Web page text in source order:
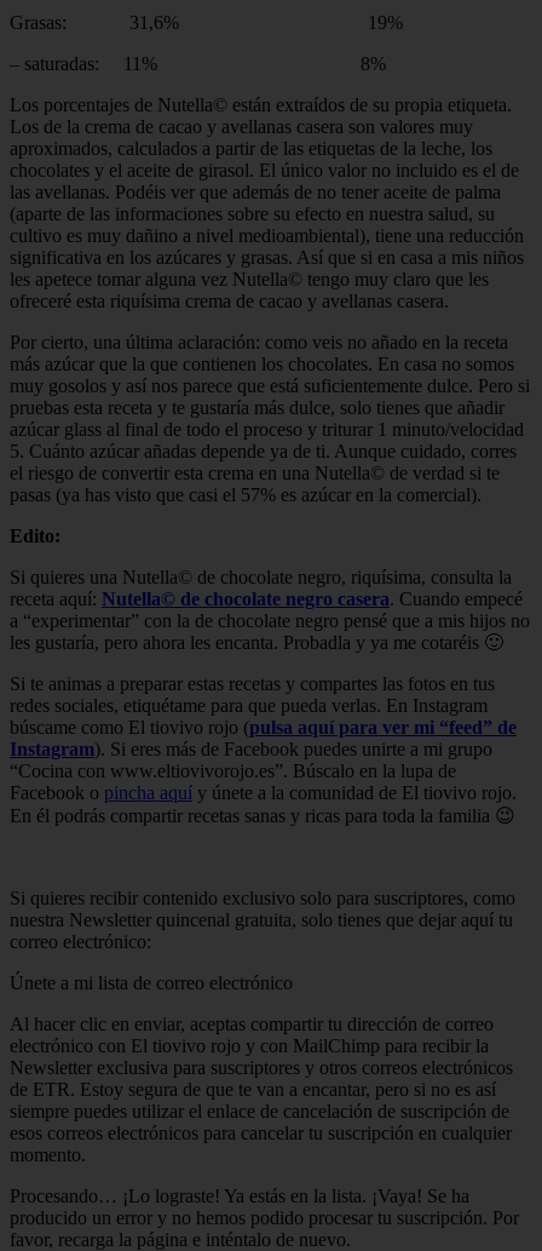
Grasas: 31,6% 19%
– saturadas: 11% 8%
Los porcentajes de Nutella© están extraídos de su propia etiqueta.
Los de la crema de cacao y avellanas casera son valores muy
aproximados, calculados a partir de las etiquetas de la leche, los
chocolates y el aceite de girasol. El único valor no incluido es el de
las avellanas. Podéis ver que además de no tener aceite de palma
(aparte de las informaciones sobre su efecto en nuestra salud, su
cultivo es muy dañino a nivel medioambiental), tiene una reducción
significativa en los azúcares y grasas. Así que si en casa a mis niños
les apetece tomar alguna vez Nutella© tengo muy claro que les
ofreceré esta riquísima crema de cacao y avellanas casera.
Por cierto, una última aclaración: como veis no añado en la receta
más azúcar que la que contienen los chocolates. En casa no somos
muy gosolos y así nos parece que está suficientemente dulce. Pero si
pruebas esta receta y te gustaría más dulce, solo tienes que añadir
azúcar glass al final de todo el proceso y triturar 1 minuto/velocidad
5. Cuánto azúcar añadas depende ya de ti. Aunque cuidado, corres
el riesgo de convertir esta crema en una Nutella© de verdad si te
pasas (ya has visto que casi el 57% es azúcar en la comercial).
Edito:
Si quieres una Nutella© de chocolate negro, riquísima, consulta la
receta aquí: Nutella© de chocolate negro casera. Cuando empecé
a “experimentar” con la de chocolate negro pensé que a mis hijos no
les gustaría, pero ahora les encanta. Probadla y ya me cotaréis 🙂
Si te animas a preparar estas recetas y compartes las fotos en tus
redes sociales, etiquétame para que pueda verlas. En Instagram
búscame como El tiovivo rojo (pulsa aquí para ver mi “feed” de
Instagram). Si eres más de Facebook puedes unirte a mi grupo
“Cocina con www.eltiovivorojo.es”. Búscalo en la lupa de
Facebook o pincha aquí y únete a la comunidad de El tiovivo rojo.
En él podrás compartir recetas sanas y ricas para toda la familia 😉
Si quieres recibir contenido exclusivo solo para suscriptores, como
nuestra Newsletter quincenal gratuita, solo tienes que dejar aquí tu
correo electrónico:
Únete a mi lista de correo electrónico
Al hacer clic en enviar, aceptas compartir tu dirección de correo
electrónico con El tiovivo rojo y con MailChimp para recibir la
Newsletter exclusiva para suscriptores y otros correos electrónicos
de ETR. Estoy segura de que te van a encantar, pero si no es así
siempre puedes utilizar el enlace de cancelación de suscripción de
esos correos electrónicos para cancelar tu suscripción en cualquier
momento.
Procesando… ¡Lo lograste! Ya estás en la lista. ¡Vaya! Se ha
producido un error y no hemos podido procesar tu suscripción. Por
favor, recarga la página e inténtalo de nuevo.